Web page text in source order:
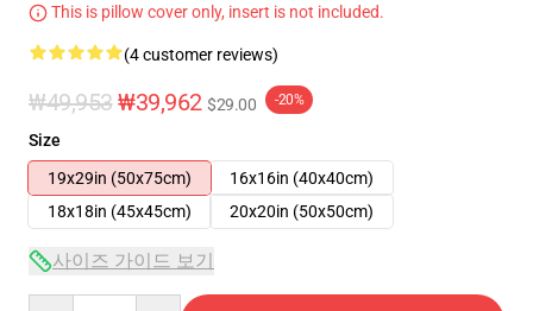
This is pillow cover only, insert is not included.
(4 customer reviews)
₩49,953 ₩39,962 $29.00 -20%
Size
19x29in (50x75cm)
16x16in (40x40cm)
18x18in (45x45cm)
20x20in (50x50cm)
사이즈 가이드 보기